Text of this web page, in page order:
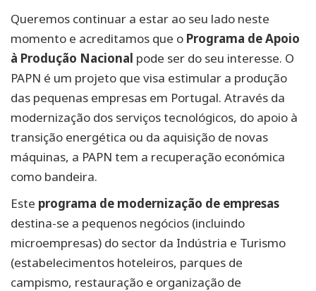
Queremos continuar a estar ao seu lado neste
momento e acreditamos que o Programa de Apoio
à Produção Nacional pode ser do seu interesse. O
PAPN é um projeto que visa estimular a produção
das pequenas empresas em Portugal. Através da
modernização dos serviços tecnológicos, do apoio à
transição energética ou da aquisição de novas
máquinas, a PAPN tem a recuperação económica
como bandeira.
Este programa de modernização de empresas
destina-se a pequenos negócios (incluindo
microempresas) do sector da Indústria e Turismo
(estabelecimentos hoteleiros, parques de
campismo, restauração e organização de